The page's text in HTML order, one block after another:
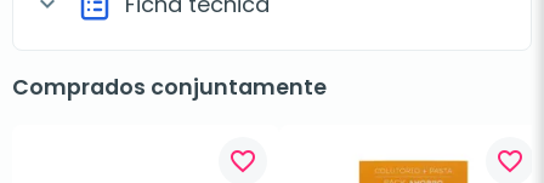
Comprados conjuntamente
favorite_border favorite_border